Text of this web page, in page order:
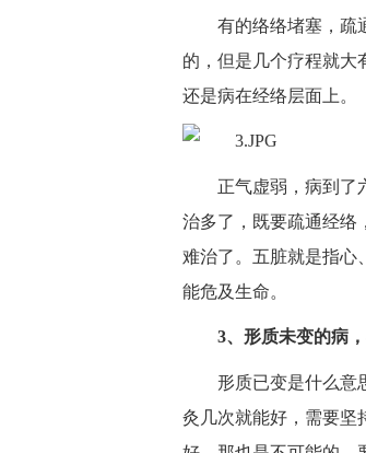
有的络络堵塞，疏
的，但是几个疗程就大
还是病在经络层面上。
正气虚弱，病到了
治多了，既要疏通经络
难治了。五脏就是指心
能危及生命。
3、形质未变的病
形质已变是什么意
灸几次就能好，需要坚